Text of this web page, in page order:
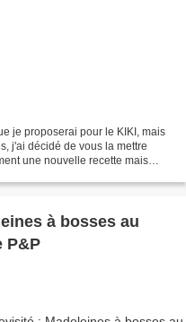
je proposerai pour le KIKI, mais
j'ai décidé de vous la mettre
une nouvelle recette mais
à bosses au
P&P